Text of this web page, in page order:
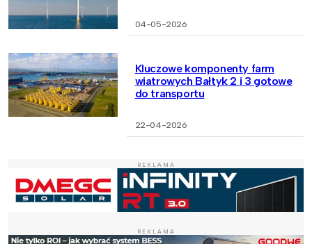
04-05-2026
Kluczowe komponenty farm
wiatrowych Bałtyk 2 i 3 gotowe
do transportu
22-04-2026
REKLAMA
REKLAMA